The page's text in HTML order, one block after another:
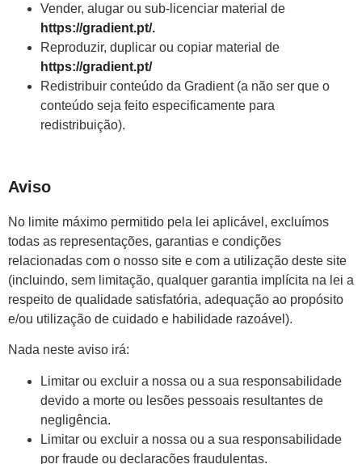
Vender, alugar ou sub-licenciar material de
https://gradient.pt/.
Reproduzir, duplicar ou copiar material de
https://gradient.pt/
Redistribuir conteúdo da Gradient (a não ser que o
conteúdo seja feito especificamente para
redistribuição).
Aviso
No limite máximo permitido pela lei aplicável, excluímos
todas as representações, garantias e condições
relacionadas com o nosso site e com a utilização deste site
(incluindo, sem limitação, qualquer garantia implícita na lei a
respeito de qualidade satisfatória, adequação ao propósito
e/ou utilização de cuidado e habilidade razoável).
Nada neste aviso irá:
Limitar ou excluir a nossa ou a sua responsabilidade
devido a morte ou lesões pessoais resultantes de
negligência.
Limitar ou excluir a nossa ou a sua responsabilidade
por fraude ou declarações fraudulentas.